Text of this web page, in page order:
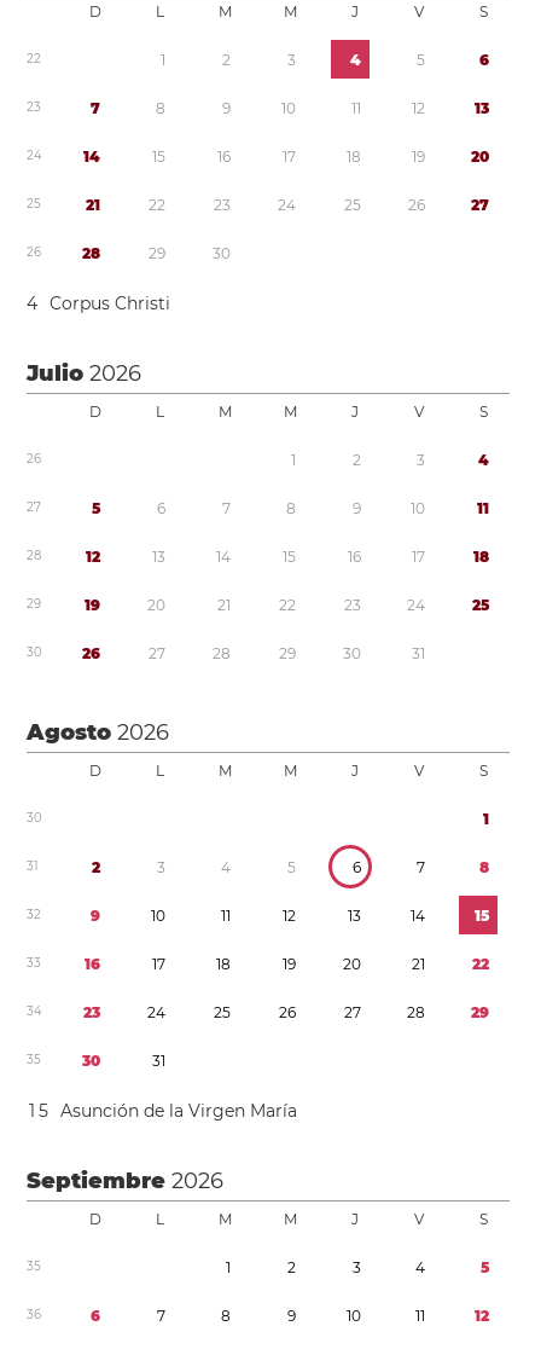
D L M M J V S
22 1 2 3 4 5 6
23 7 8 9 10 11 12 13
24 14 15 16 17 18 19 20
25 21 22 23 24 25 26 27
26 28 29 30
4 Corpus Christi
Julio2026
D L M M J V S
26 1 2 3 4
27 5 6 7 8 9 10 11
28 12 13 14 15 16 17 18
29 19 20 21 22 23 24 25
30 26 27 28 29 30 31
Agosto2026
D L M M J V S
30 1
31 2 3 4 5 6 7 8
32 9 10 11 12 13 14 15
33 16 17 18 19 20 21 22
34 23 24 25 26 27 28 29
35 30 31
1 5 Asunción de la Virgen María
Septiembre2026
D L M M J V S
35 1 2 3 4 5
36 6 7 8 9 10 11 12